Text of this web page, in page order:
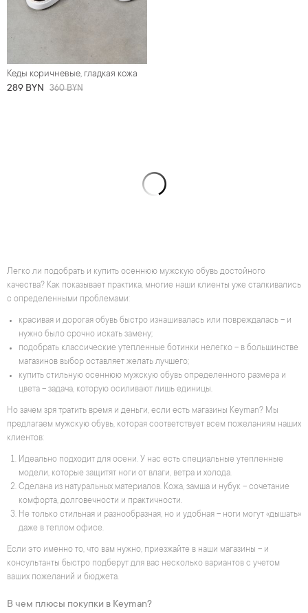
Кеды коричневые, гладкая кожа
289 BYN 360 BYN
Легко ли подобрать и купить осеннюю мужскую обувь достойного
качества? Как показывает практика, многие наши клиенты уже сталкивались
с определенными проблемами:
красивая и дорогая обувь быстро изнашивалась или повреждалась – и
нужно было срочно искать замену;
подобрать классические утепленные ботинки нелегко – в большинстве
магазинов выбор оставляет желать лучшего;
купить стильную осеннюю мужскую обувь определенного размера и
цвета – задача, которую осиливают лишь единицы.
Но зачем зря тратить время и деньги, если есть магазины Keyman? Мы
предлагаем мужскую обувь, которая соответствует всем пожеланиям наших
клиентов:
Идеально подходит для осени. У нас есть специальные утепленные
модели, которые защитят ноги от влаги, ветра и холода.
Сделана из натуральных материалов. Кожа, замша и нубук – сочетание
комфорта, долговечности и практичности.
Не только стильная и разнообразная, но и удобная – ноги могут «дышать»
даже в теплом офисе.
Если это именно то, что вам нужно, приезжайте в наши магазины – и
консультанты быстро подберут для вас несколько вариантов с учетом
ваших пожеланий и бюджета.
В чем плюсы покупки в Keyman?